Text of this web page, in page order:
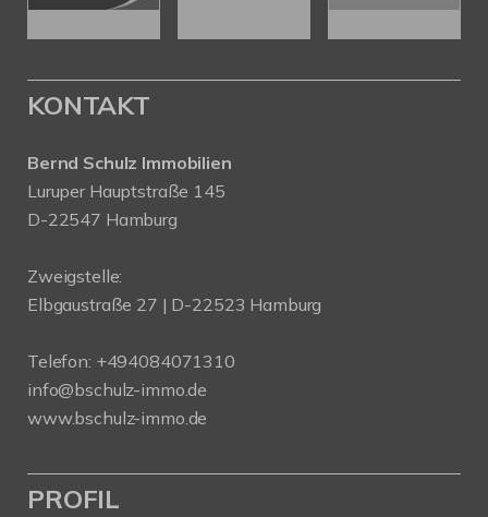
KONTAKT
Bernd Schulz Immobilien
Luruper Hauptstraße 145
D-22547 Hamburg
Zweigstelle:
Elbgaustraße 27 | D-22523 Hamburg
Telefon: +494084071310
info@bschulz-immo.de
www.bschulz-immo.de
PROFIL